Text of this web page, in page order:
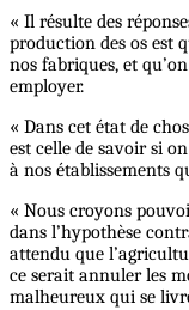
« Il résulte des
production des os est
nos fabriques, et
employer.
« Dans cet état de
est celle de savoir si
à nos établissements
« Nous croyons
dans l’hypothèse
attendu que
ce serait annuler les
malheureux qui se